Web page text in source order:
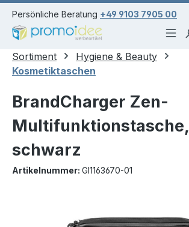
springen
Persönliche Beratung +49 9103 7905 00
Sortiment
Hygiene & Beauty
Kosmetiktaschen
BrandCharger Zen-
Multifunktionstasche,
schwarz
Artikelnummer: GI1163670-01